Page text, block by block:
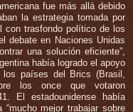
fue más allá debido
la estrategia tomada por
con trasfondo político de los
debate en Naciones Unidas
una solución eficiente”,
había logrado el apoyo
países del Brics (Brasil,
los once que votaron
El estadounidense había
mejor trabajar sobre